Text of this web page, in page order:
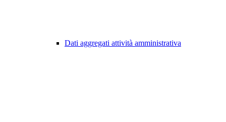
Dati aggregati attività amministrativa